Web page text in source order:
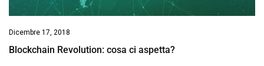
Dicembre 17, 2018
Blockchain Revolution: cosa ci aspetta?